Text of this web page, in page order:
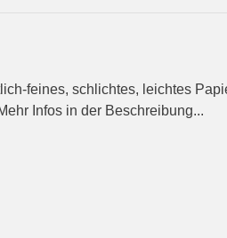
feines, schlichtes, leichtes
Infos in der Beschreibung...